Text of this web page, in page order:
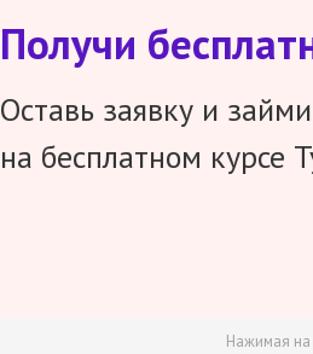
Получи
Оставь заявку и
на бесплатном курсе
Нажимая на